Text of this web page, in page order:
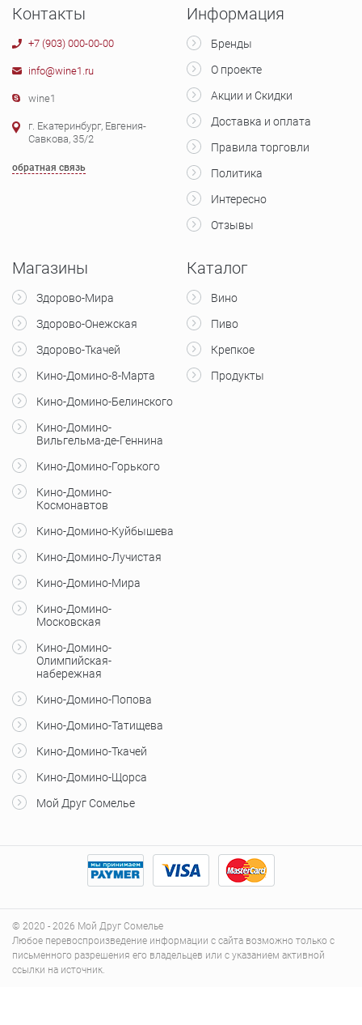
Контакты
+7 (903) 000-00-00
info@wine1.ru
wine1
г. Екатеринбург, Евгения-
Савкова, 35/2
обратная связь
Информация
Бренды
О проекте
Акции и Скидки
Доставка и оплата
Правила торговли
Политика
Интересно
Отзывы
Магазины
Здорово-Мира
Здорово-Онежская
Здорово-Ткачей
Кино-Домино-8-Марта
Кино-Домино-Белинского
Кино-Домино-
Вильгельма-де-Геннина
Кино-Домино-Горького
Кино-Домино-
Космонавтов
Кино-Домино-Куйбышева
Кино-Домино-Лучистая
Кино-Домино-Мира
Кино-Домино-
Московская
Кино-Домино-
Олимпийская-
набережная
Кино-Домино-Попова
Кино-Домино-Татищева
Кино-Домино-Ткачей
Кино-Домино-Щорса
Мой Друг Сомелье
Каталог
Вино
Пиво
Крепкое
Продукты
© 2020 - 2026 Мой Друг Сомелье
Любое перевоспроизведение информации с сайта возможно только с
письменного разрешения его владельцев или с указанием активной
ссылки на источник.